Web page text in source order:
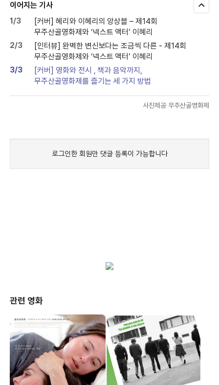
이어지는 기사
1/3
[커버] 혜리와 이혜리의 앙상블 – 제14회
무주산골영화제와 ‘넥스트 액터’ 이혜리
2/3
[인터뷰] 완벽한 변신보다는 조금씩 다른 - 제14회
무주산골영화제와 ‘넥스트 액터’ 이혜리
3/3
[커버] 영화와 전시 , 책과 음악까지,
무주산골영화제를 즐기는 세 가지 방법
모
사진제공 무주산골영화제
관련 영화